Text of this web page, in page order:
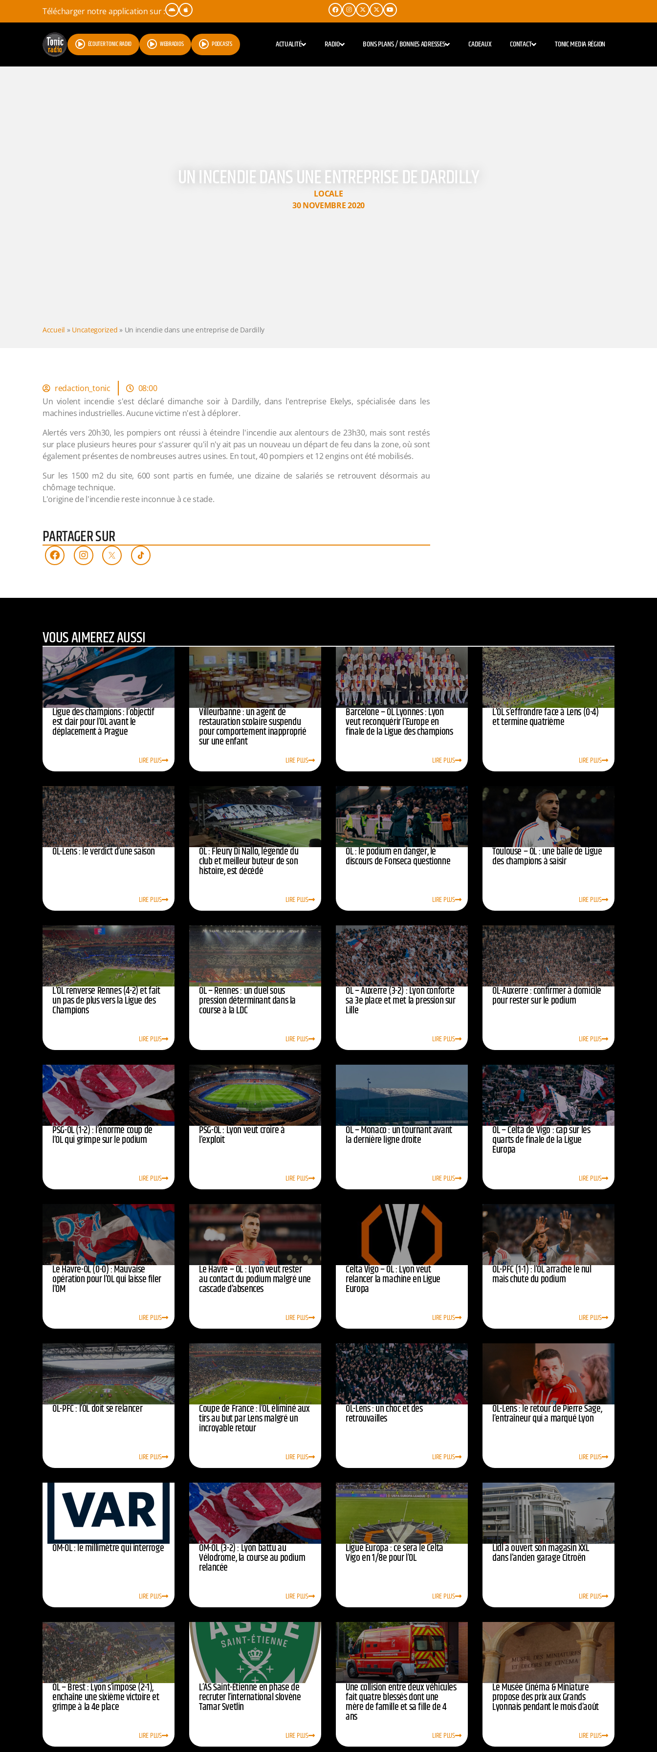
Télécharger notre application sur :
ÉCOUTER TONIC RADIO WEBRADIOS PODCASTS ACTUALITÉ RADIO BONS PLANS / BONNES ADRESSES CADEAUX CONTACT TONIC MEDIA RÉGION
UN INCENDIE DANS UNE ENTREPRISE DE DARDILLY
LOCALE
30 NOVEMBRE 2020
Accueil » Uncategorized » Un incendie dans une entreprise de Dardilly
redaction_tonic
08:00
Un violent incendie s'est déclaré dimanche soir à Dardilly, dans l'entreprise Ekelys, spécialisée dans les
machines industrielles. Aucune victime n'est à déplorer.
Alertés vers 20h30, les pompiers ont réussi à éteindre l'incendie aux alentours de 23h30, mais sont restés
sur place plusieurs heures pour s'assurer qu'il n'y ait pas un nouveau un départ de feu dans la zone, où sont
également présentes de nombreuses autres usines. En tout, 40 pompiers et 12 engins ont été mobilisés.
Sur les 1500 m2 du site, 600 sont partis en fumée, une dizaine de salariés se retrouvent désormais au
chômage technique.
L'origine de l'incendie reste inconnue à ce stade.
PARTAGER SUR
VOUS AIMEREZ AUSSI
Ligue des champions : l’objectif
est clair pour l’OL avant le
déplacement à Prague
LIRE PLUS
Villeurbanne : un agent de
restauration scolaire suspendu
pour comportement inapproprié
sur une enfant
LIRE PLUS
Barcelone – OL Lyonnes : Lyon
veut reconquérir l’Europe en
finale de la Ligue des champions
LIRE PLUS
L’OL s’effrondre face à Lens (0-4)
et termine quatrième
LIRE PLUS
OL-Lens : le verdict d’une saison
LIRE PLUS
OL : Fleury Di Nallo, légende du
club et meilleur buteur de son
histoire, est décédé
LIRE PLUS
OL : le podium en danger, le
discours de Fonseca questionne
LIRE PLUS
Toulouse – OL : une balle de Ligue
des champions à saisir
LIRE PLUS
L’OL renverse Rennes (4-2) et fait
un pas de plus vers la Ligue des
Champions
LIRE PLUS
OL – Rennes : un duel sous
pression déterminant dans la
course à la LDC
LIRE PLUS
OL – Auxerre (3-2) : Lyon conforte
sa 3e place et met la pression sur
Lille
LIRE PLUS
OL-Auxerre : confirmer à domicile
pour rester sur le podium
LIRE PLUS
PSG-OL (1-2) : l’énorme coup de
l’OL qui grimpe sur le podium
LIRE PLUS
PSG-OL : Lyon veut croire à
l’exploit
LIRE PLUS
OL – Monaco : un tournant avant
la dernière ligne droite
LIRE PLUS
OL – Celta de Vigo : cap sur les
quarts de finale de la Ligue
Europa
LIRE PLUS
Le Havre-OL (0-0) : Mauvaise
opération pour l’OL qui laisse filer
l’OM
LIRE PLUS
Le Havre – OL : Lyon veut rester
au contact du podium malgré une
cascade d’absences
LIRE PLUS
Celta Vigo – OL : Lyon veut
relancer la machine en Ligue
Europa
LIRE PLUS
OL-PFC (1-1) : l’OL arrache le nul
mais chute du podium
LIRE PLUS
OL-PFC : l’OL doit se relancer
LIRE PLUS
Coupe de France : l’OL éliminé aux
tirs au but par Lens malgré un
incroyable retour
LIRE PLUS
OL-Lens : un choc et des
retrouvailles
LIRE PLUS
OL-Lens : le retour de Pierre Sage,
l’entraîneur qui a marqué Lyon
LIRE PLUS
OM-OL : le millimètre qui interroge
LIRE PLUS
OM-OL (3-2) : Lyon battu au
Vélodrome, la course au podium
relancée
LIRE PLUS
Ligue Europa : ce sera le Celta
Vigo en 1/8e pour l’OL
LIRE PLUS
Lidl a ouvert son magasin XXL
dans l’ancien garage Citroën
LIRE PLUS
OL – Brest : Lyon s’impose (2-1),
enchaîne une sixième victoire et
grimpe à la 4e place
LIRE PLUS
L’AS Saint-Étienne en phase de
recruter l’international slovène
Tamar Svetlin
LIRE PLUS
Une collision entre deux véhicules
fait quatre blessés dont une
mère de famille et sa fille de 4
ans
LIRE PLUS
Le Musée Cinéma & Miniature
propose des prix aux Grands
Lyonnais pendant le mois d’août
LIRE PLUS